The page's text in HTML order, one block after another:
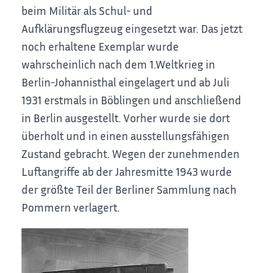
beim Militär als Schul- und
Aufklärungsflugzeug eingesetzt war. Das jetzt
noch erhaltene Exemplar wurde
wahrscheinlich nach dem 1.Weltkrieg in
Berlin-Johannisthal eingelagert und ab Juli
1931 erstmals in Böblingen und anschließend
in Berlin ausgestellt. Vorher wurde sie dort
überholt und in einen ausstellungsfähigen
Zustand gebracht. Wegen der zunehmenden
Luftangriffe ab der Jahresmitte 1943 wurde
der größte Teil der Berliner Sammlung nach
Pommern verlagert.